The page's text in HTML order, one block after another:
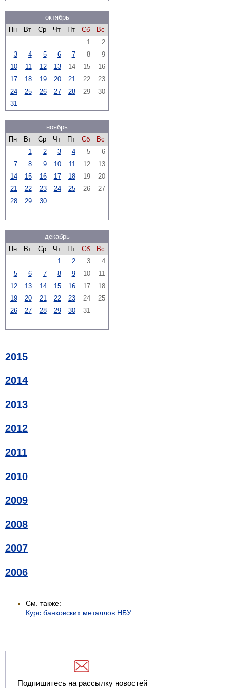
октябрь
Пн
Вт Ср Чт Пт Сб
Вс
1
2
3
4 5 6 7 8
9
10
11 12 13 14 15
16
17
18 19 20 21 22
23
24
25 26 27 28 29
30
31
ноябрь
Пн
Вт Ср Чт Пт Сб
Вс
1
2 3 4 5
6
7
8 9 10 11 12
13
14
15 16 17 18 19
20
21
22 23 24 25 26
27
28
29 30
декабрь
Пн
Вт Ср Чт Пт Сб
Вс
1
2 3
4
5
6 7 8 9 10
11
12
13 14 15 16 17
18
19
20 21 22 23 24
25
26
27 28 29 30 31
2015
2014
2013
2012
2011
2010
2009
2008
2007
2006
См. также:
Курс банковских металлов НБУ
Подпишитесь на рассылку новостей